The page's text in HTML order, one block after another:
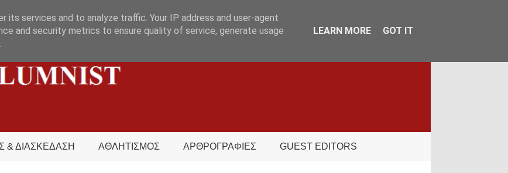
& ΔΙΑΣΚΕΔΑΣΗ ΑΘΛΗΤΙΣΜΟΣ ΑΡΘΡΟΓΡΑΦΙΕΣ GUEST EDITORS
its services and to analyze traffic. Your IP address and user-agent
and security metrics to ensure quality of service, generate usage
LEARN MORE GOT IT